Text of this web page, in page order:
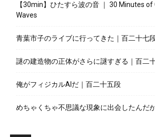
【30min】ひたすら波の音 ｜ 30 Minutes of
Waves
青葉市子のライブに行ってきた｜百二十七
謎の建造物の正体がさらに謎すぎる｜百二
俺がフィジカルAIだ｜百二十五段
めちゃくちゃ不思議な現象に出会したんだ